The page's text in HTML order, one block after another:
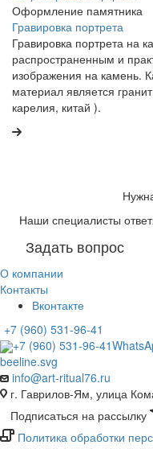
Оформление памятника
Гравировка портрета
Гравировка портрета на
распространенным и
изображения на камень.
материал является
карелия, китай ).
Наши специалисты
Задать вопрос
О компании
Контакты
Вконтакте
+7 (960) 531-96-41
+7 (960) 531-96-41
info@art-ritual76.ru
г. Гаврилов-Ям, улица
Подписаться на рассылку
Политика обработки